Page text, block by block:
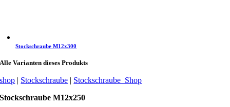
Stockschraube M12x300
Alle Varianten dieses Produkts
shop | Stockschraube | Stockschraube_Shop
Stockschraube M12x250